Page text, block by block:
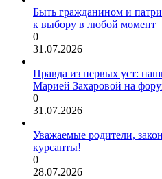
Быть гражданином и
к выбору в любой момент
0
31.07.2026
Правда из первых уст:
Марией Захаровой на
0
31.07.2026
Уважаемые родители,
курсанты!
0
28.07.2026